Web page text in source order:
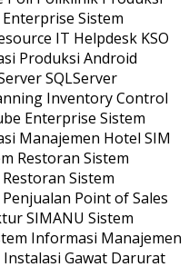
Enterprise Sistem
IT Helpdesk KSO
Produksi Android
SQLServer
Inventory Control
Enterprise Sistem
Manajemen Hotel SIM
Restoran Sistem
Sistem
Point of Sales
SIMANU Sistem
Informasi Manajemen
Instalasi Gawat Darurat